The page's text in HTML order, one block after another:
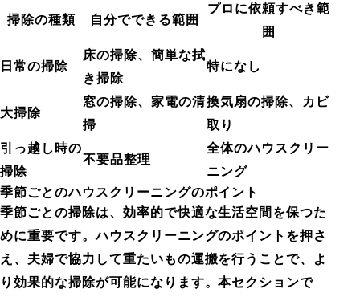
掃除の種類 自分でできる範囲
プロに依頼すべき範
囲
日常の掃除
床の掃除、簡単な拭
き掃除
特になし
大掃除
窓の掃除、家電の清
掃
換気扇の掃除、カビ
取り
引っ越し時の
掃除
不要品整理
全体のハウスクリー
ニング
季節ごとのハウスクリーニングのポイント
季節ごとの掃除は、効率的で快適な生活空間を保つた
めに重要です。ハウスクリーニングのポイントを押さ
え、夫婦で協力して重たいもの運搬を行うことで、よ
り効果的な掃除が可能になります。本セクションで